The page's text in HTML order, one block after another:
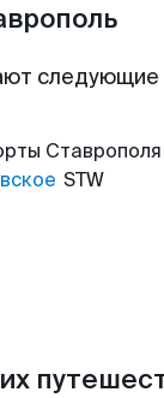
Ставрополя
STW